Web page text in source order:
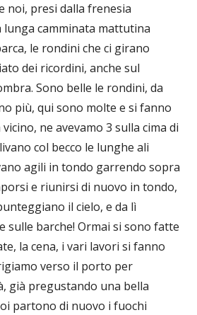
noi, presi dalla frenesia
camminata mattutina
le rondini che ci girano
dei ricordini, anche sul
Sono belle le rondini, da
più, qui sono molte e si fanno
ne avevamo 3 sulla cima di
col becco le lunghe ali
agili in tondo garrendo sopra
e riunirsi di nuovo in tondo,
il cielo, e da lì
sulle barche! Ormai si sono fatte
la cena, i vari lavori si fanno
verso il porto per
già pregustando una bella
partono di nuovo i fuochi